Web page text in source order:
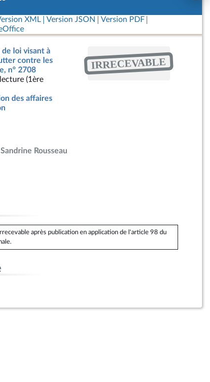
XML Version JSON
Version PDF
de loi visant à
contre les
n° 2708
(1ère
des affaires
IRRECEVABLE
Rousseau
après publication en application de l'article 98 du